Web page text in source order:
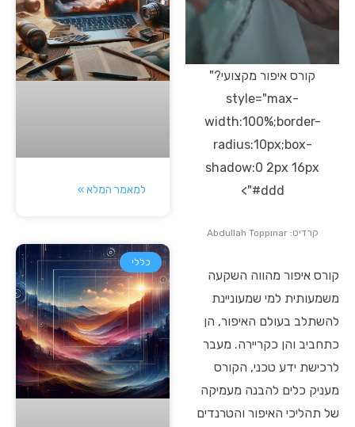
קורס איפור מקצועי?"
style="max-
width:100%;border-
radius:10px;box-
shadow:0 2px 16px
#ddd">
קרדיט: Abdullah Toppınar
קורס איפור מהווה השקעה
משמעותית למי שמעוניינת
להשתלב בעולם האיפור, הן
כתחביב והן כקריירה. מעבר
לרכישת ידע טכני, הקורס
מעניק כלים להבנה מעמיקה
של תהליכי האיפור והטרנדים
למאמר המלא »
כללי